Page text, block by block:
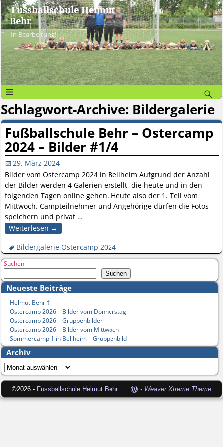
Fussballschule Helmut
Behr
In Bearbeitung!
Schlagwort-Archive: Bildergalerie
Fußballschule Behr – Ostercamp
2024 – Bilder #1/4
29. März 2024
Bilder vom Ostercamp 2024 in Bellheim Aufgrund der Anzahl
der Bilder werden 4 Galerien erstellt, die heute und in den
folgenden Tagen online gehen. Heute also der 1. Teil vom
Mittwoch. Campteilnehmer und Angehörige dürfen die Fotos
speichern und privat …
Weiterlesen →
Bildergalerie,Ostercamp 2024
Suchen
Suchen
Neueste Beiträge
Helmut Behr †
Ostercamp 2026 – Bilder vom Donnerstag
Ostercamp 2026 – Gruppenbilder
Ostercamp 2026 – Bilder vom Mittwoch
Sommercamp 1 in Bellheim – Gruppenbild
Archiv
©2026 - Fussballschule Helmut Behr - Weaver Xtreme Theme